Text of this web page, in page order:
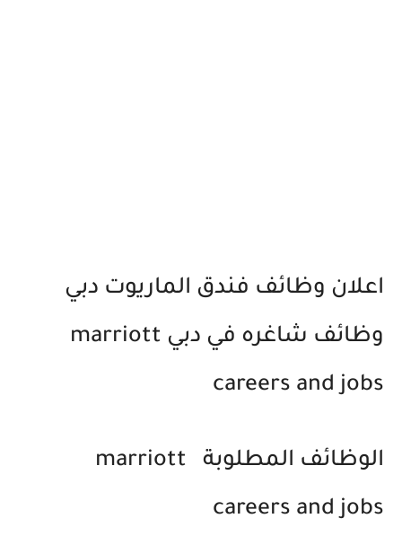
اعلان وظائف فندق الماريوت دبي
وظائف شاغره في دبي marriott
careers and jobs
الوظائف المطلوبة marriott
careers and jobs